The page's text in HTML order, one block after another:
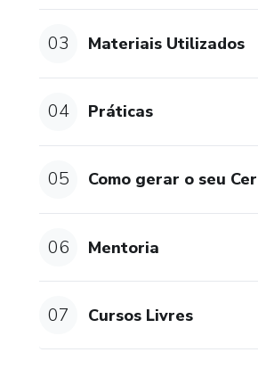
03 Materiais Utilizados
04 Práticas
05 Como gerar o seu
06 Mentoria
07 Cursos Livres